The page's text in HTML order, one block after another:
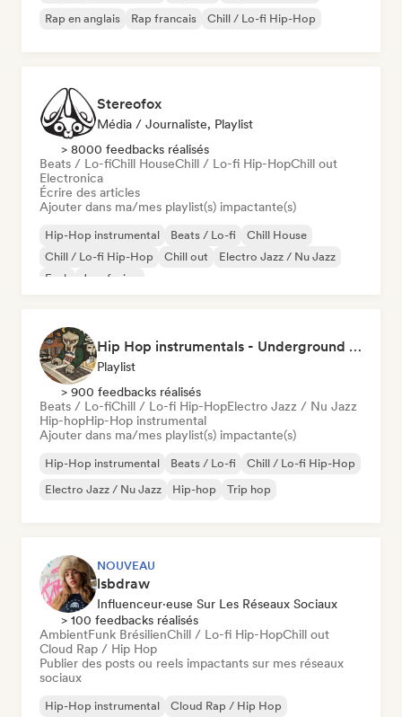
Rap en anglais
Rap francais Chill / Lo-fi Hip-Hop
Stereofox
Média / Journaliste, Playlist
> 8000 feedbacks réalisés
Beats / Lo-fiChill HouseChill / Lo-fi Hip-HopChill out
Electronica
Écrire des articles
Ajouter dans ma/mes playlist(s) impactante(s)
Hip-Hop instrumental Beats / Lo-fi
Chill House
Chill / Lo-fi Hip-Hop
Chill out
Electro Jazz / Nu Jazz
Funk
Jazz fusion
Hip Hop instrumentals - Underground boombap & Lo Fi Hip Hop (by Snaap)
Playlist
> 900 feedbacks réalisés
Beats / Lo-fiChill / Lo-fi Hip-HopElectro Jazz / Nu Jazz
Hip-hopHip-Hop instrumental
Ajouter dans ma/mes playlist(s) impactante(s)
Hip-Hop instrumental Beats / Lo-fi
Chill / Lo-fi Hip-Hop
Electro Jazz / Nu Jazz
Hip-hop Trip hop
NOUVEAU
lsbdraw
Influenceur·euse Sur Les Réseaux Sociaux
> 100 feedbacks réalisés
AmbientFunk BrésilienChill / Lo-fi Hip-HopChill out
Cloud Rap / Hip Hop
Publier des posts ou reels impactants sur mes réseaux
sociaux
Hip-Hop instrumental Cloud Rap / Hip Hop